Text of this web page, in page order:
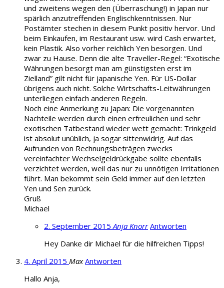
und zweitens wegen den (Überraschung!) in Japan nur
spärlich anzutreffenden Englischkenntnissen. Nur
Postämter stechen in diesem Punkt positiv hervor. Und
beim Einkaufen, im Restaurant usw. wird Cash erwartet,
kein Plastik. Also vorher reichlich Yen besorgen. Und
zwar zu Hause. Denn die alte Traveller-Regel: “Exotische
Währungen besorgt man am günstigsten erst im
Zielland” gilt nicht für japanische Yen. Für US-Dollar
übrigens auch nicht. Solche Wirtschafts-Leitwährungen
unterliegen einfach anderen Regeln.
Noch eine Anmerkung zu Japan: Die vorgenannten
Nachteile werden durch einen erfreulichen und sehr
exotischen Tatbestand wieder wett gemacht: Trinkgeld
ist absolut unüblich, ja sogar sittenwidrig. Auf das
Aufrunden von Rechnungsbeträgen zwecks
vereinfachter Wechselgeldrückgabe sollte ebenfalls
verzichtet werden, weil das nur zu unnötigen Irritationen
führt. Man bekommt sein Geld immer auf den letzten
Yen und Sen zurück.
Gruß
Michael
2. September 2015 Anja Knorr Antworten
Hey Danke dir Michael für die hilfreichen Tipps!
4. April 2015 Max Antworten
Hallo Anja,